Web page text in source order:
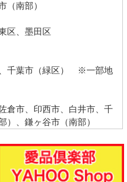
南部）
区、墨田区
千葉市（緑区） ※一部地
倉市、印西市、白井市、千
）、鎌ヶ谷市（南部）